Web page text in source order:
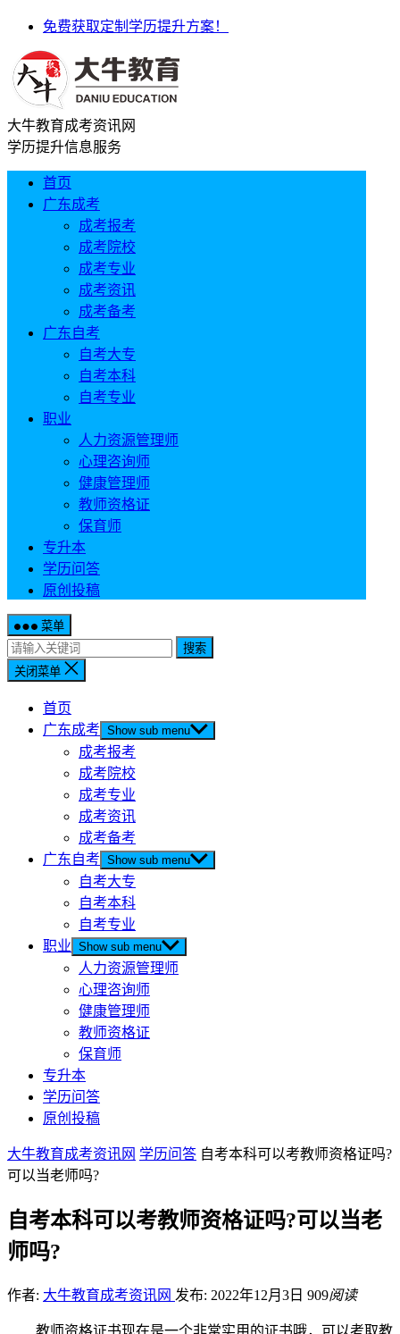
免费获取定制学历提升方案！
大牛教育成考资讯网
学历提升信息服务
首页
广东成考
成考报考
成考院校
成考专业
成考资讯
成考备考
广东自考
自考大专
自考本科
自考专业
职业
人力资源管理师
心理咨询师
健康管理师
教师资格证
保育师
专升本
学历问答
原创投稿
菜单
搜索
关闭菜单
首页
广东成考 Show sub menu
成考报考
成考院校
成考专业
成考资讯
成考备考
广东自考 Show sub menu
自考大专
自考本科
自考专业
职业 Show sub menu
人力资源管理师
心理咨询师
健康管理师
教师资格证
保育师
专升本
学历问答
原创投稿
大牛教育成考资讯网 学历问答 自考本科可以考教师资格证吗?
可以当老师吗?
自考本科可以考教师资格证吗?可以当老
师吗?
作者: 大牛教育成考资讯网 发布: 2022年12月3日 909阅读
教师资格证书现在是一个非常实用的证书哦，可以考取教